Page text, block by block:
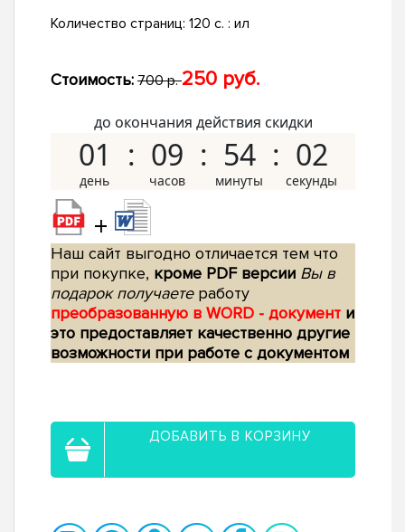
Количество страниц: 120 с. : ил
Стоимость: 700 р.250 руб.
до окончания действия скидки
01 09 54 01
+
Наш сайт выгодно отличается тем что
при покупке, кроме PDF версии Вы в
подарок получаетеработу
преобразованную в WORD - документ и
это предоставляет качественно другие
возможности при работе с документом
ДОБАВИТЬ В КОРЗИНУ